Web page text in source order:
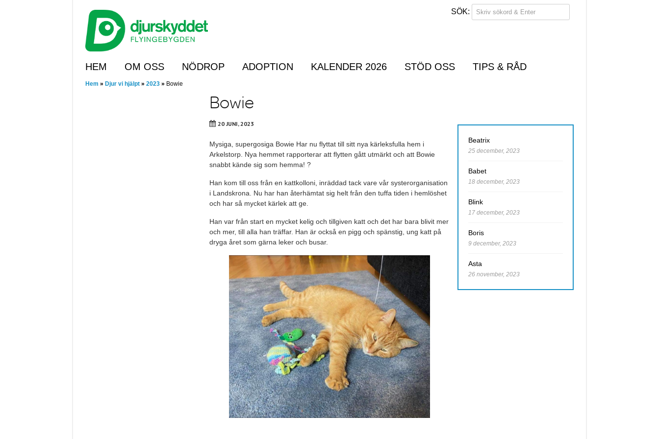
Menu
Skip to content
HEM OM OSS NÖDROP ADOPTION KALENDER 2026 STÖD OSS TIPS & RÅD
Hem » Djur vi hjälpt » 2023 » Bowie
Bowie
20 JUNI, 2023
Mysiga, supergosiga Bowie Har nu flyttat till sitt nya kärleksfulla hem i
Arkelstorp. Nya hemmet rapporterar att flytten gått utmärkt och att Bowie
snabbt kände sig som hemma! ?
Han kom till oss från en kattkolloni, inräddad tack vare vår systerorganisation
i Landskrona. Nu har han återhämtat sig helt från den tuffa tiden i hemlöshet
och har så mycket kärlek att ge.
Han var från start en mycket kelig och tillgiven katt och det har bara blivit mer
och mer, till alla han träffar. Han är också en pigg och spänstig, ung katt på
dryga året som gärna leker och busar.
Beatrix
25 december, 2023
Babet
18 december, 2023
Blink
17 december, 2023
Boris
9 december, 2023
Asta
26 november, 2023